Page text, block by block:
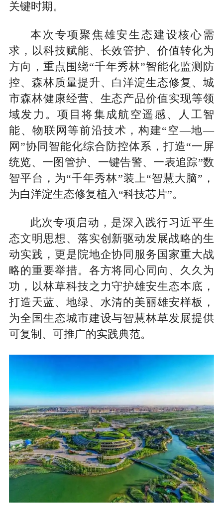
关键时期。
本次专项聚焦雄安生态建设核心需
求，以科技赋能、长效管护、价值转化为
方向，重点围绕“千年秀林”智能化监测防
控、森林质量提升、白洋淀生态修复、城
市森林健康经营、生态产品价值实现等领
域发力。项目将集成航空遥感、人工智
能、物联网等前沿技术，构建“空—地—
网”协同智能化综合防控体系，打造“一屏
统览、一图管护、一键告警、一表追踪”数
智平台，为“千年秀林”装上“智慧大脑”，
为白洋淀生态修复植入“科技芯片”。
此次专项启动，是深入践行习近平生
态文明思想、落实创新驱动发展战略的生
动实践，更是院地企协同服务国家重大战
略的重要举措。各方将同心同向、久久为
功，以林草科技之力守护雄安生态本底，
打造天蓝、地绿、水清的美丽雄安样板，
为全国生态城市建设与智慧林草发展提供
可复制、可推广的实践典范。